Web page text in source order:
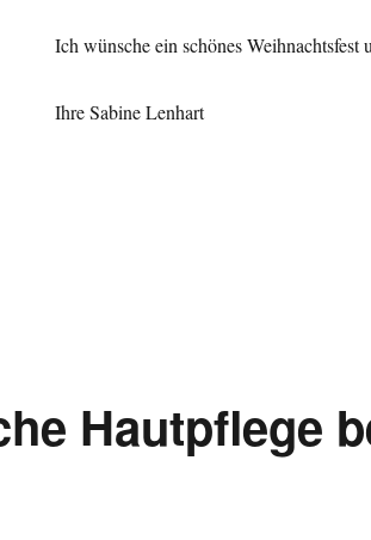
Ich wünsche ein schönes Weihnachtsfest
Ihre Sabine Lenhart
Hautpflege